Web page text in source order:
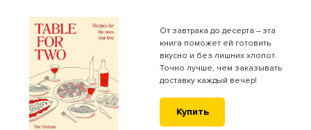
От завтрака до десерта – эта
книга поможет ей готовить
вкусно и без лишних хлопот.
Точно лучше, чем заказывать
доставку каждый вечер!
Купить